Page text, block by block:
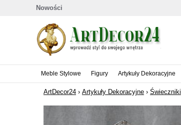
Nowości
Meble Stylowe Figury Artykuły Dekoracyjne
ArtDecor24 › Artykuły Dekoracyjne › Świeczniki